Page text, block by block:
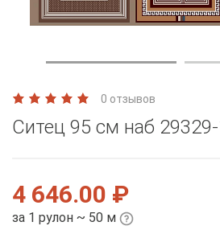
0 отзывов
Ситец 95 см наб
4 646.00 ₽
за 1 рулон ~ 50 м